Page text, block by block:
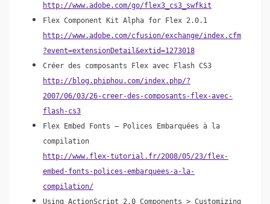
http://www.adobe.com/go/flex3_cs3_swfkit
Flex Component Kit Alpha for Flex 2.0.1
http://www.adobe.com/cfusion/exchange/index.cfm
?event=extensionDetail&extid=1273018
Créer des composants Flex avec Flash CS3
http://blog.phiphou.com/index.php/?
2007/06/03/26-creer-des-composants-flex-avec-
flash-cs3
Flex Embed Fonts – Polices Embarquées à la
compilation
http://www.flex-tutorial.fr/2008/05/23/flex-
embed-fonts-polices-embarquees-a-la-
compilation/
Using ActionScript 2.0 Components > Customizing